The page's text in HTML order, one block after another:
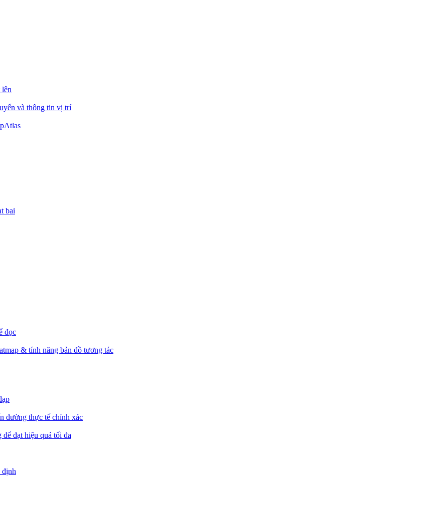
và thông tin vị trí
bai
đọc
& tính năng bản đồ tương tác
đường thực tế chính xác
đạt hiệu quả tối đa
định